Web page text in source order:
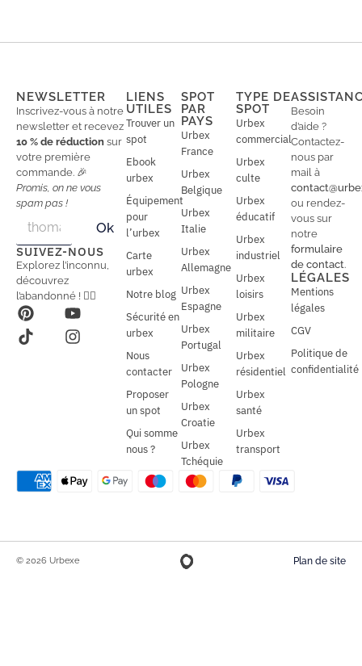
NEWSLETTER
Inscrivez-vous à notre
newsletter et recevez
10 % de réduction sur
votre première
commande. 🎉
Promis, on ne vous
spam pas !
a
i
l
a
i
l
*
Ok
SUIVEZ-NOUS
Explorez l’inconnu,
découvrez
l’abandonné ! 🕵️‍♂️
LIENS
UTILES
Trouver un
spot
Ebook
urbex
Équipement
pour
l’urbex
Carte
urbex
Notre blog
Sécurité en
urbex
Nous
contacter
Proposer
un spot
Qui somme
nous ?
SPOT
PAR
PAYS
Urbex
France
Urbex
Belgique
Urbex
Italie
Urbex
Allemagne
Urbex
Espagne
Urbex
Portugal
Urbex
Pologne
Urbex
Croatie
Urbex
Tchéquie
TYPE DE
SPOT
Urbex
commercial
Urbex
culte
Urbex
éducatif
Urbex
industriel
Urbex
loisirs
Urbex
militaire
Urbex
résidentiel
Urbex
santé
Urbex
transport
Besoin
d’aide ?
Contactez-
nous par
mail à
ou rendez-
vous sur
notre
formulaire
de contact.
LÉGALES
Mentions
légales
CGV
Politique de
confidentialité
© 2026 Urbexe Plan de site